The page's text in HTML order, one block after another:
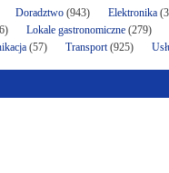
Doradztwo (943) Elektronika
Lokale gastronomiczne (279)
(57) Transport(925)